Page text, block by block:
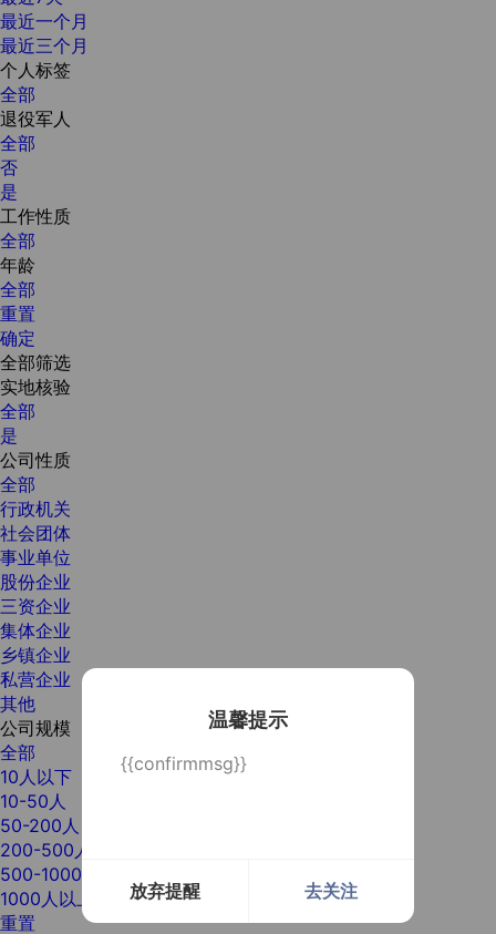
温馨提示
{{confirmmsg}}
放弃提醒 去关注
最近一个月
最近三个月
个人标签
全部
退役军人
全部
否
是
工作性质
全部
年龄
全部
重置
确定
全部筛选
实地核验
全部
是
公司性质
全部
行政机关
社会团体
事业单位
股份企业
三资企业
集体企业
乡镇企业
私营企业
其他
公司规模
全部
10人以下
10-50人
50-200人
200-500人
500-1000人
1000人以上
重置